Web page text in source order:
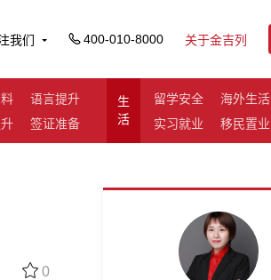
我们 400-010-8000 关于金吉列
语言提升
签证准备
生
活
留学安全
海外生活
实习就业
移民置业
0